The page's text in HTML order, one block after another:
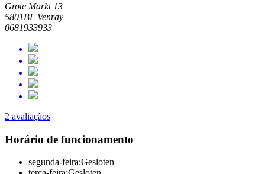
Grote Markt 13
5801BL Venray
0681933933
2 avaliaçãos
Horário de funcionamento
segunda-feira:Gesloten